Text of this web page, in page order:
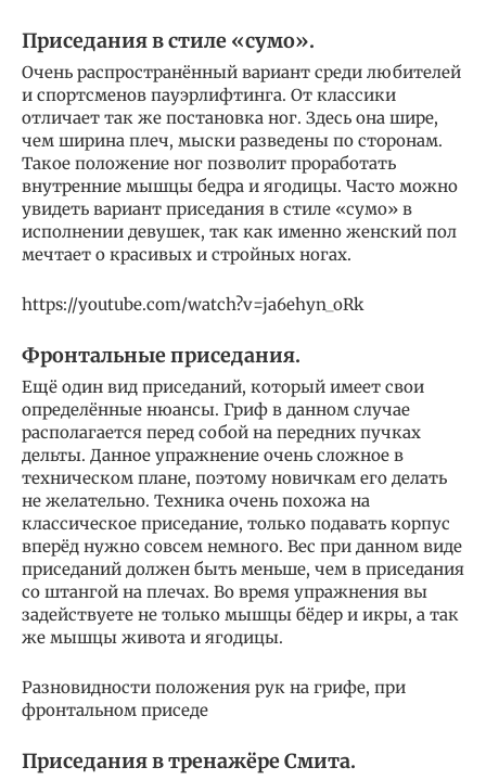
Приседания в стиле «сумо».
Очень распространённый вариант среди любителей
и спортсменов пауэрлифтинга. От классики
отличает так же постановка ног. Здесь она шире,
чем ширина плеч, мыски разведены по сторонам.
Такое положение ног позволит проработать
внутренние мышцы бедра и ягодицы. Часто можно
увидеть вариант приседания в стиле «сумо» в
исполнении девушек, так как именно женский пол
мечтает о красивых и стройных ногах.
https://youtube.com/watch?v=ja6ehyn_oRk
Фронтальные приседания.
Ещё один вид приседаний, который имеет свои
определённые нюансы. Гриф в данном случае
располагается перед собой на передних пучках
дельты. Данное упражнение очень сложное в
техническом плане, поэтому новичкам его делать
не желательно. Техника очень похожа на
классическое приседание, только подавать корпус
вперёд нужно совсем немного. Вес при данном виде
приседаний должен быть меньше, чем в приседания
со штангой на плечах. Во время упражнения вы
задействуете не только мышцы бёдер и икры, а так
же мышцы живота и ягодицы.
Разновидности положения рук на грифе, при
фронтальном приседе
Приседания в тренажёре Смита.